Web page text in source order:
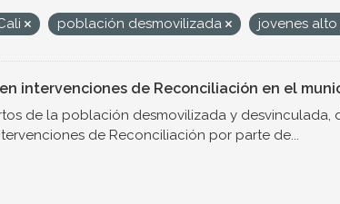
población desmovilizada jovenes alto
intervenciones de Reconciliación en el
de la población desmovilizada y desvinculada,
de Reconciliación por parte de...